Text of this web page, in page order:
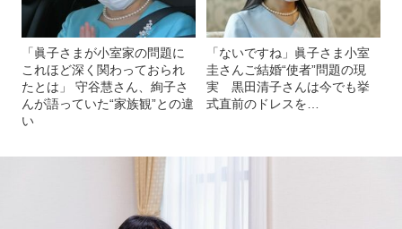
「眞子さまが小室家の問題に
これほど深く関わっておられ
たとは」 守谷慧さん、絢子さ
んが語っていた“家族観”との違
い
「ないですね」眞子さま小室
圭さんご結婚“使者”問題の現
実 黒田清子さんは今でも挙
式直前のドレスを…